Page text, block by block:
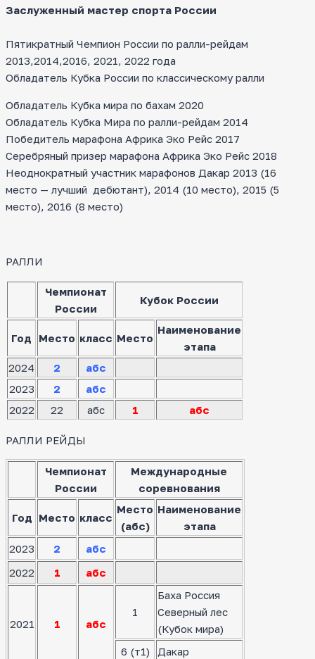
Заслуженный мастер спорта России
Пятикратный Чемпион России по ралли-рейдам
2013,2014,2016, 2021, 2022 года
Обладатель Кубка России по классическому ралли
Обладатель Кубка мира по бахам 2020
Обладатель Кубка Мира по ралли-рейдам 2014
Победитель марафона Африка Эко Рейс 2017
Серебряный призер марафона Африка Эко Рейс 2018
Неоднократный участник марафонов Дакар 2013 (16
место — лучший дебютант), 2014 (10 место), 2015 (5
место), 2016 (8 место)
РАЛЛИ
Чемпионат
России
Кубок России
Год Место класс Место
Наименование
этапа
2024
2
абс
2023
2
абс
2022
22 абс 1 абс
РАЛЛИ РЕЙДЫ
Чемпионат
России
Международные
соревнования
Год Место класс
Место
(абс)
Наименование
этапа
2023
2
абс
2022
1 абс
2021 1 абс
1
Баха Россия
Северный лес
(Кубок мира)
6 (т1)
Дакар